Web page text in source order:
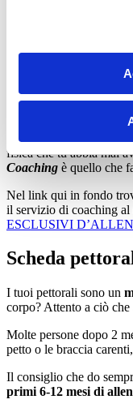
ogni qualità
all’utilizzo di soli
alla prova costume!
>> Il
compatte da 15
Se invece se davvero
fisica che tu abbia mai
Coaching è quello che
Nel link qui in fondo
il servizio di coaching
ESCLUSIVI
Scheda
I tuoi pettorali sono un
corpo? Attento a ciò
Molte persone dopo 2
petto o le braccia
Il consiglio che do
primi 6-12 mesi di